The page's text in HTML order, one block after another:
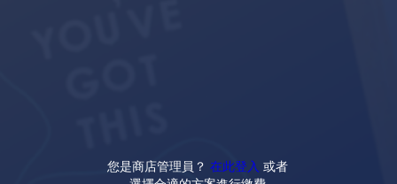
您是商店管理員？ 在此登入 或者